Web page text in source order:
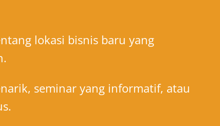
lokasi bisnis baru yang
seminar yang informatif, atau